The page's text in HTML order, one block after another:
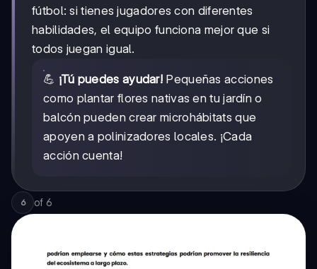
fútbol: si tienes jugadores con diferentes
habilidades, el equipo funciona mejor que si
todos juegan igual.
💪 ¡Tú puedes ayudar! Pequeñas acciones
como plantar flores nativas en tu jardín o
balcón pueden crear microhábitats que
apoyen a polinizadores locales. ¡Cada
acción cuenta!
6 of 6